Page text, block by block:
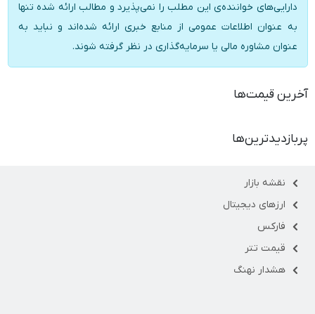
دارایی‌های خواننده‌ی این مطلب را نمی‌پذیرد و مطالب ارائه شده تنها
به عنوان اطلاعات عمومی از منابع خبری ارائه شده‌اند و نباید به
عنوان مشاوره مالی یا سرمایه‌گذاری در نظر گرفته شوند.
آخرین قیمت‌ها
پربازدیدترین‌ها
نقشه بازار
ارزهای دیجیتال
فارکس
قیمت تتر
هشدار نهنگ